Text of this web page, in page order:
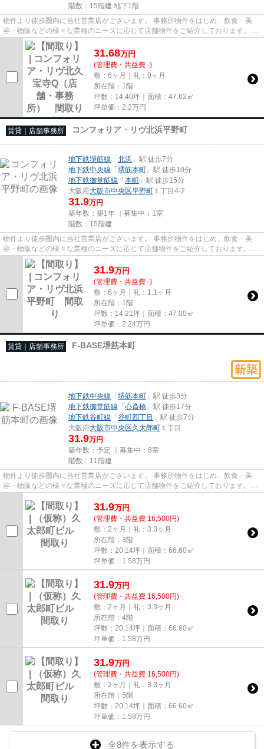
階数：15階建 地下1階
物件より徒歩圏内に当社営業店がございます。 事務所物件をはじめ、飲食・美
容・物販などの様々な業種のニーズに応じて店舗物件をご紹介しております。
尚、弊社ではおとり広告は一切...
31.68万円
(管理費・共益費 -)
敷：6ヶ月｜礼：0ヶ月
所在階：1階
坪数：14.40坪｜面積：47.62㎡
坪単価： 2.2万円
賃貸｜店舗事務所 コンフォリア・リヴ北浜平野町
地下鉄堺筋線 「北浜 」駅 徒歩7分
地下鉄中央線 「堺筋本町 」駅 徒歩10分
地下鉄御堂筋線 「本町 」駅 徒歩15分
大阪府大阪市中央区平野町 １丁目4-2
31.9万円
築年数：築1年 ｜募集中： 1室
階数：15階建
物件より徒歩圏内に当社営業店がございます。 事務所物件をはじめ、飲食・美
容・物販などの様々な業種のニーズに応じて店舗物件をご紹介しております。
尚、弊社ではおとり広告は一切...
31.9万円
(管理費・共益費 -)
敷：6ヶ月｜礼：1.1ヶ月
所在階：1階
坪数：14.21坪｜面積：47.00㎡
坪単価： 2.24万円
賃貸｜店舗事務所 F-BASE堺筋本町
地下鉄中央線 「堺筋本町 」駅 徒歩3分
地下鉄御堂筋線 「心斎橋 」駅 徒歩17分
地下鉄谷町線 「谷町四丁目 」駅 徒歩7分
大阪府大阪市中央区久太郎町 １丁目
31.9万円
築年数：予定 ｜募集中： 8室
階数：11階建
物件より徒歩圏内に当社営業店がございます。 事務所物件をはじめ、飲食・美
容・物販などの様々な業種のニーズに応じて店舗物件をご紹介しております。
尚、弊社ではおとり広告は一切...
31.9万円
(管理費・共益費 16,500円)
敷：2ヶ月｜礼：3.3ヶ月
所在階：3階
坪数：20.14坪｜面積：66.60㎡
坪単価： 1.58万円
31.9万円
(管理費・共益費 16,500円)
敷：2ヶ月｜礼：3.3ヶ月
所在階：4階
坪数：20.14坪｜面積：66.60㎡
坪単価： 1.58万円
31.9万円
(管理費・共益費 16,500円)
敷：2ヶ月｜礼：3.3ヶ月
所在階：5階
坪数：20.14坪｜面積：66.60㎡
坪単価： 1.58万円
全8件を表示する